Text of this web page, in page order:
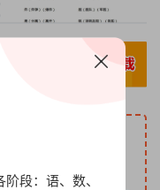
段：语、数、